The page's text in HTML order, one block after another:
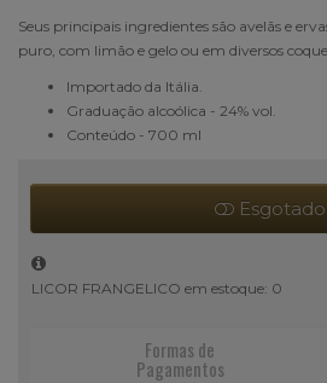
Seus principais ingredientes são avelãs e
puro, com limão e gelo ou em diversos
Importado da Itália.
Graduação alcoólica - 24% vol.
Conteúdo - 700 ml
Esgotado
LICOR FRANGELICO em estoque: 0
Formas de
Pagamentos